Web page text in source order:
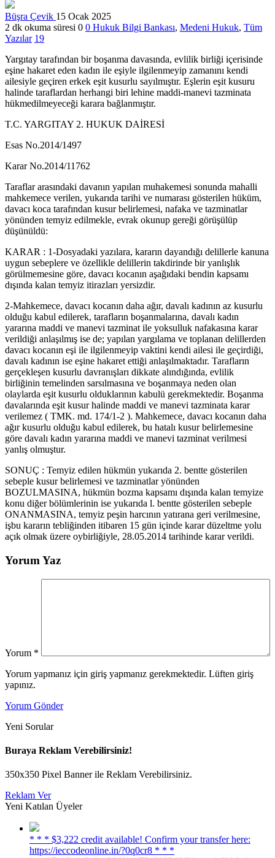
Büşra Çevik 15 Ocak 2025
2 dk okuma süresi 0 0 Hukuk Bilgi Bankası, Medeni Hukuk, Tüm
Yazılar 19
Yargıtay tarafından bir boşanma davasında, evlilik birliği içerisinde
eşine hakaret eden kadın ile eşiyle ilgilenmeyip zamanını kendi
ailesiyle geçiren erkek eşit kusurlu sayılmıştır. Eşlerin eşit kusuru
halinde taraflardan herhangi biri lehine maddi-manevi tazminata
hükmedilmeyeceği karara bağlanmıştır.
T.C. YARGITAY 2. HUKUK DAİRESİ
Esas No.2014/1497
Karar No.2014/11762
Taraflar arasındaki davanın yapılan muhakemesi sonunda mahalli
mahkemece verilen, yukarıda tarihi ve numarası gösterilen hüküm,
davacı koca tarafından kusur belirlemesi, nafaka ve tazminatlar
yönünden temyiz edilmekle, evrak okunup gereği görüşülüp
düşünüldü:
KARAR : 1-Dosyadaki yazılara, kararın dayandığı delillerle kanuna
uygun sebeplere ve özellikle delillerin takdirinde bir yanlışlık
görülmemesine göre, davacı kocanın aşağıdaki bendin kapsamı
dışında kalan temyiz itirazları yersizdir.
2-Mahkemece, davacı kocanın daha ağır, davalı kadının az kusurlu
olduğu kabul edilerek, tarafların boşanmalarına, davalı kadın
yararına maddi ve manevi tazminat ile yoksulluk nafakasına karar
verildiği anlaşılmış ise de; yapılan yargılama ve toplanan delillerden
davacı kocanın eşi ile ilgilenmeyip vaktini kendi ailesi ile geçirdiği,
davalı kadının ise eşine hakaret ettiği anlaşılmaktadır. Tarafların
gerçekleşen kusurlu davranışları dikkate alındığında, evlilik
birliğinin temelinden sarsılmasına ve boşanmaya neden olan
olaylarda eşit kusurlu olduklarının kabulü gerekmektedir. Boşanma
davalarında eşit kusur halinde maddi ve manevi tazminata karar
verilemez ( TMK. md. 174/1-2 ). Mahkemece, davacı kocanın daha
ağır kusurlu olduğu kabul edilerek, bu hatalı kusur belirlemesine
göre davalı kadın yararına maddi ve manevi tazminat verilmesi
yanlış olmuştur.
SONUÇ : Temyiz edilen hükmün yukarıda 2. bentte gösterilen
sebeple kusur belirlemesi ve tazminatlar yönünden
BOZULMASINA, hükmün bozma kapsamı dışında kalan temyize
konu diğer bölümlerinin ise yukarıda l. bentte gösterilen sebeple
ONANMASINA, temyiz peşin harcının yatırana geri verilmesine,
işbu kararın tebliğinden itibaren 15 gün içinde karar düzeltme yolu
açık olmak üzere oybirliğiyle, 28.05.2014 tarihinde karar verildi.
Yorum Yaz
Yorum *
Yorum yapmanız için giriş yapmanız gerekmektedir. Lüften giriş
yapınız.
Yorum Gönder
Yeni Sorular
Buraya Reklam Verebilirsiniz!
350x350 Pixel Banner ile Reklam Verebilirsiniz.
Reklam Ver
Yeni Katılan Üyeler
* * * $3,222 credit available! Confirm your transfer here:
https://ieccodeonline.in/?0q0cr8 * * *